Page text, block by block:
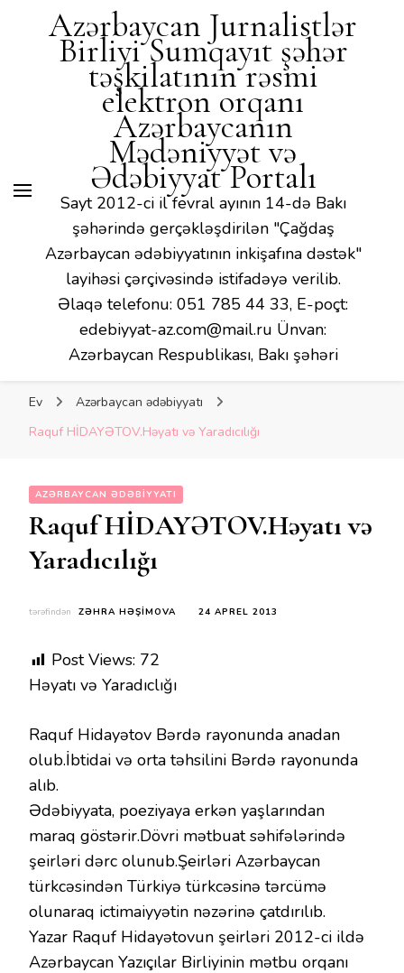
Mədəniyyət və Ədəbiyyat
Portalı
Azərbaycan Jurnalistlər
Birliyi Sumqayıt şəhər
təşkilatının rəsmi
elektron orqanı
Azərbaycanın
Mədəniyyət və
Ədəbiyyat Portalı
Sayt 2012-ci il fevral ayının 14-də Bakı
şəhərində gerçəkləşdirilən "Çağdaş
Azərbaycan ədəbiyyatının inkişafına dəstək"
layihəsi çərçivəsində istifadəyə verilib.
Əlaqə telefonu: 051 785 44 33, E-poçt:
edebiyyat-az.com@mail.ru Ünvan:
Azərbaycan Respublikası, Bakı şəhəri
Ev
Azərbaycan ədəbiyyatı
Raquf HİDAYƏTOV.Həyatı və Yaradıcılığı
AZƏRBAYCAN ƏDƏBIYYATI
Raquf HİDAYƏTOV.Həyatı və
Yaradıcılığı
tərəfindən ZƏHRA HƏŞIMOVA 24 APREL 2013
Post Views: 72
Həyatı və Yaradıclığı
Raquf Hidayətov Bərdə rayonunda anadan
olub.İbtidai və orta təhsilini Bərdə rayonunda
alıb.
Ədəbiyyata, poeziyaya erkən yaşlarından
maraq göstərir.Dövri mətbuat səhifələrində
şeirləri dərc olunub.Şeirləri Azərbaycan
türkcəsindən Türkiyə türkcəsinə tərcümə
olunaraq ictimaiyyətin nəzərinə çatdırılıb.
Yazar Raquf Hidayətovun şeirləri 2012-ci ildə
Azərbaycan Yazıçılar Birliyinin mətbu orqanı